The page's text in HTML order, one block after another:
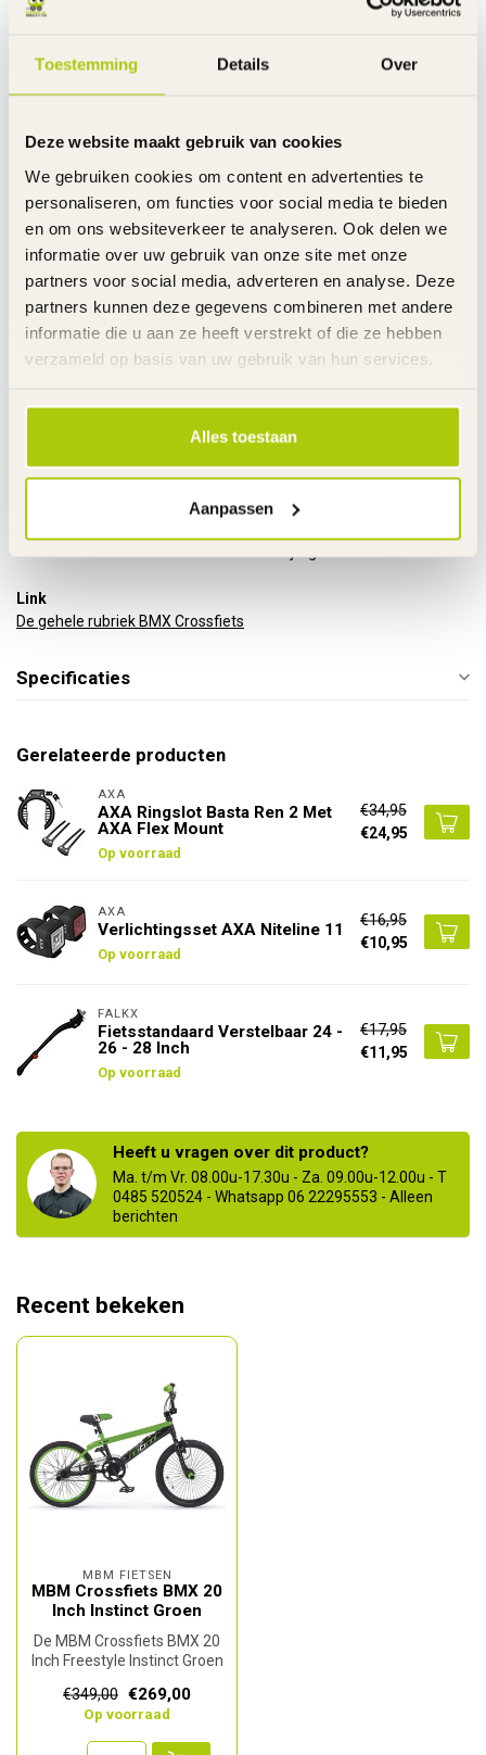
Toestemming Details Over
Deze website maakt gebruik van cookies
We gebruiken cookies om content en advertenties te
personaliseren, om functies voor social media te bieden
en om ons websiteverkeer te analyseren. Ook delen we
informatie over uw gebruik van onze site met onze
partners voor social media, adverteren en analyse. Deze
partners kunnen deze gegevens combineren met andere
informatie die u aan ze heeft verstrekt of die ze hebben
verzameld op basis van uw gebruik van hun services.
Alles toestaan
Aanpassen
Minimale binnen beenlengte: 55 cm
Framehoogte: 27 cm
Frame
Staal - glanzende lak
Kader
TIG gelast
Oryg Gyro Rotor
Stuur 360 graden draaibaar
Remmen
Handremmen voor en achter
Uitvoering remmen
Aluminium V-Brakes
Handvatten
Slijtvast rubber
Banden
Luchtbanden - noppenprofiel
Velgen
Aluminium - 2 kleuren - 48 spaken
Verstelbaar
Zadelhoogte
Verstelbaar
15 kg
Link
De gehele rubriek BMX Crossfiets
Specificaties
Gerelateerde producten
AXA
AXA Ringslot Basta Ren 2 Met
AXA Flex Mount
Op voorraad
€34,95
€24,95
AXA
Verlichtingsset AXA Niteline 11
Op voorraad
€16,95
€10,95
FALKX
Fietsstandaard Verstelbaar 24 -
26 - 28 Inch
Op voorraad
€17,95
€11,95
Heeft u vragen over dit product?
Ma. t/m Vr. 08.00u-17.30u - Za. 09.00u-12.00u - T
0485 520524 - Whatsapp 06 22295553 - Alleen
berichten
Recent bekeken
MBM FIETSEN
MBM Crossfiets BMX 20
Inch Instinct Groen
De MBM Crossfiets BMX 20
Inch Freestyle Instinct Groen
€349,00 €269,00
Op voorraad